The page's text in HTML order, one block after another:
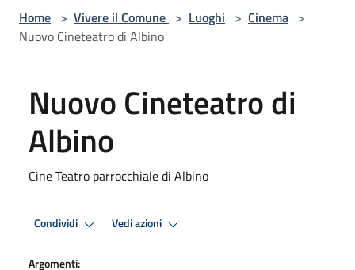
Home > Vivere il Comune > Luoghi > Cinema >
Nuovo Cineteatro di Albino
Nuovo Cineteatro di
Albino
Cine Teatro parrocchiale di Albino
Condividi Vedi azioni
Argomenti: